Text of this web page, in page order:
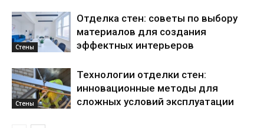
Стены
Отделка стен: советы по выбору
материалов для создания
эффектных интерьеров
Стены
Технологии отделки стен:
инновационные методы для
сложных условий эксплуатации